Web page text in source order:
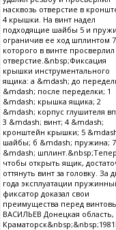
насквозь отверстие в
4 крышки. На винт надел
подходящие шайбы 5 и
ограничив ее ход шплинтом
которого в винте просверлил
отверстие.&nbsp;Фиксация
крышки инструментального
ящика: а &mdash; до
&mdash; после переделки; 1
&mdash; крышка ящика; 2
&mdash; корпус глушителя
3 &mdash; винт; 4 &mdash;
кронштейн крышки; 5
шайбы; б &mdash; пружина; 7
&mdash;
чтобы открыть ящик,
оттянуть винт за головку. За
года эксплуатации
фиксатор доказал свои
преимущества перед
ВАСИЛЬЕВ Донецкая область,